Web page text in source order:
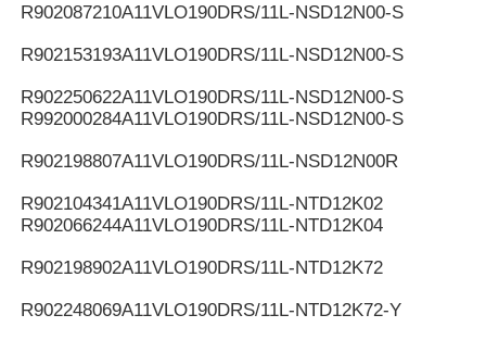
R902087210A11VLO190DRS/11L-NSD12N00-S
R902153193A11VLO190DRS/11L-NSD12N00-S
R902250622A11VLO190DRS/11L-NSD12N00-S
R992000284A11VLO190DRS/11L-NSD12N00-S
R902198807A11VLO190DRS/11L-NSD12N00R
R902104341A11VLO190DRS/11L-NTD12K02
R902066244A11VLO190DRS/11L-NTD12K04
R902198902A11VLO190DRS/11L-NTD12K72
R902248069A11VLO190DRS/11L-NTD12K72-Y